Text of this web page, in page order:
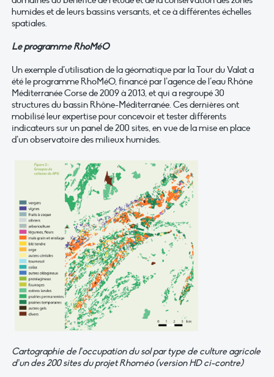
humides et de leurs bassins versants, et ce à différentes échelles
spatiales.
Le programme RhoMéO
Un exemple d’utilisation de la géomatique par la Tour du Valat a
été le programme RhoMéO, financé par l’agence de l’eau Rhône
Méditerranée Corse de 2009 à 2013, et qui a regroupé 30
structures du bassin Rhône-Méditerranée. Ces dernières ont
mobilisé leur expertise pour concevoir et tester différents
indicateurs sur un panel de 200 sites, en vue de la mise en place
d’un observatoire des milieux humides.
Cartographie de l’occupation du sol par type de culture agricole
d’un des 200 sites du projet Rhoméo (version HD ci-contre)